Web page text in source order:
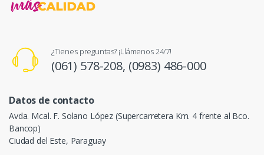
¿Tienes preguntas? ¡Llámenos 24/7!
(061) 578-208, (0983) 486-000
Datos de contacto
Avda. Mcal. F. Solano López (Supercarretera Km. 4 frente al Bco.
Bancop)
Ciudad del Este, Paraguay